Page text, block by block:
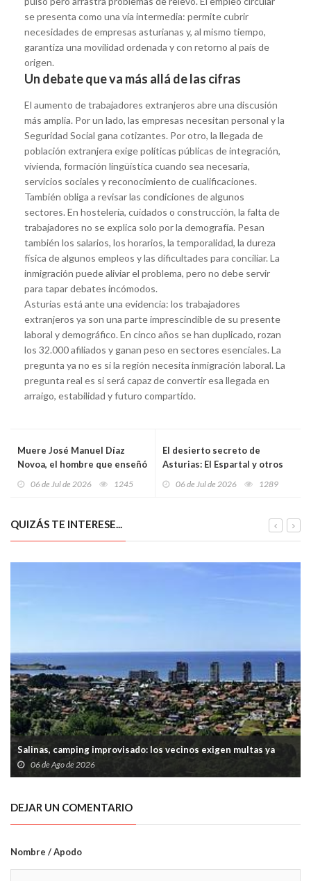
se presenta como una vía intermedia: permite cubrir
necesidades de empresas asturianas y, al mismo tiempo,
garantiza una movilidad ordenada y con retorno al país de
origen.
Un debate que va más allá de las cifras
El aumento de trabajadores extranjeros abre una discusión
más amplia. Por un lado, las empresas necesitan personal y la
Seguridad Social gana cotizantes. Por otro, la llegada de
población extranjera exige políticas públicas de integración,
vivienda, formación lingüística cuando sea necesaria,
servicios sociales y reconocimiento de cualificaciones.
También obliga a revisar las condiciones de algunos
sectores. En hostelería, cuidados o construcción, la falta de
trabajadores no se explica solo por la demografía. Pesan
también los salarios, los horarios, la temporalidad, la dureza
física de algunos empleos y las dificultades para conciliar. La
inmigración puede aliviar el problema, pero no debe servir
para tapar debates incómodos.
Asturias está ante una evidencia: los trabajadores
extranjeros ya son una parte imprescindible de su presente
laboral y demográfico. En cinco años se han duplicado, rozan
los 32.000 afiliados y ganan peso en sectores esenciales. La
pregunta ya no es si la región necesita inmigración laboral. La
pregunta real es si será capaz de convertir esa llegada en
arraigo, estabilidad y futuro compartido.
Muere José Manuel Díaz
Novoa, el hombre que enseñó
06 de Jul de 2026 1245
El desierto secreto de
Asturias: El Espartal y otros
06 de Jul de 2026 1289
QUIZÁS TE INTERESE...
Salinas, camping improvisado: los vecinos exigen multas ya
06 de Ago de 2026
DEJAR UN COMENTARIO
Nombre / Apodo